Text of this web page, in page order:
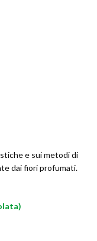
e sui metodi di
dai fiori profumati.